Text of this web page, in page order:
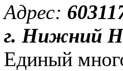
Адрес:
г. Нижний
Единый